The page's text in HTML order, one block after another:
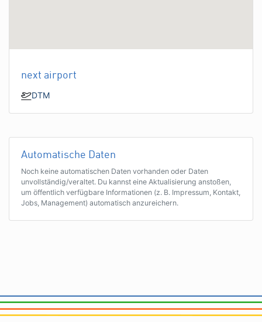
next airport
DTM
Automatische Daten
Noch keine automatischen Daten vorhanden oder Daten
unvollständig/veraltet. Du kannst eine Aktualisierung anstoßen,
um öffentlich verfügbare Informationen (z. B. Impressum, Kontakt,
Jobs, Management) automatisch anzureichern.